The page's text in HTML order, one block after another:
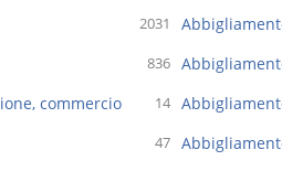
2031
836
14
commercio
47